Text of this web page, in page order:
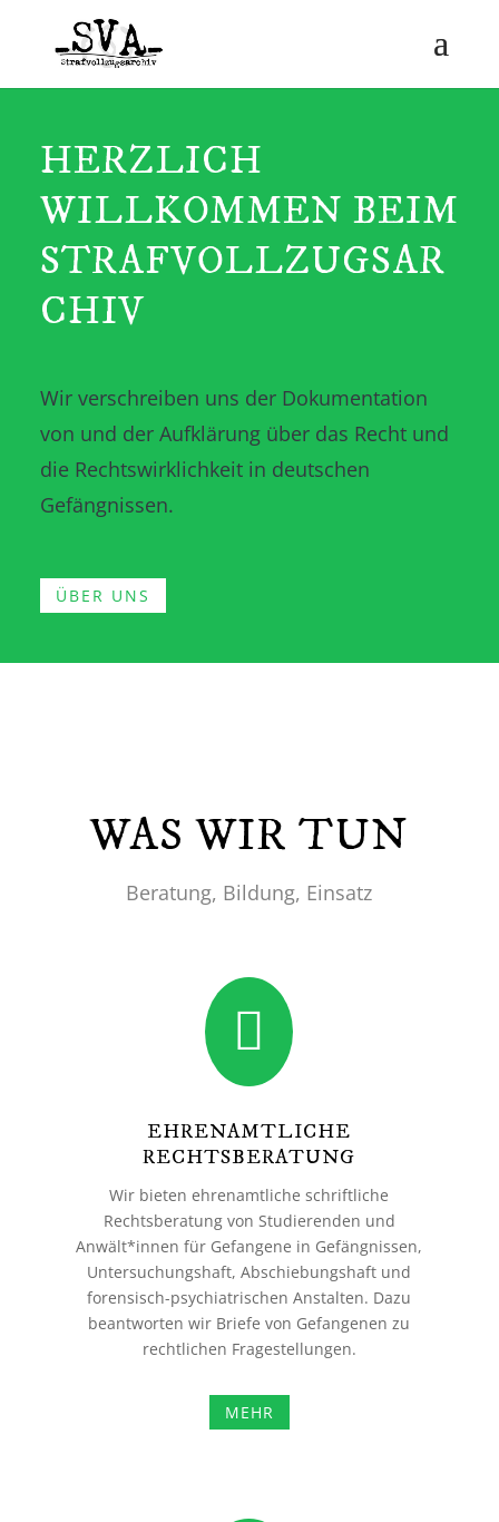
HERZLICH
WILLKOMMEN BEIM
STRAFVOLLZUGSAR
CHIV
Wir verschreiben uns der Dokumentation
von und der Aufklärung über das Recht und
die Rechtswirklichkeit in deutschen
Gefängnissen.
ÜBER UNS
WAS WIR TUN
Beratung, Bildung, Einsatz

EHRENAMTLICHE
RECHTSBERATUNG
Wir bieten ehrenamtliche schriftliche
Rechtsberatung von Studierenden und
Anwält*innen für Gefangene in Gefängnissen,
Untersuchungshaft, Abschiebungshaft und
forensisch-psychiatrischen Anstalten. Dazu
beantworten wir Briefe von Gefangenen zu
rechtlichen Fragestellungen.
MEHR